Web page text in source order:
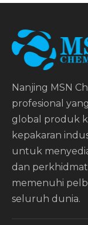
Nanjing MSN
profesional
global produk
kepakaran
untuk
dan
memenuhi
seluruh dunia.